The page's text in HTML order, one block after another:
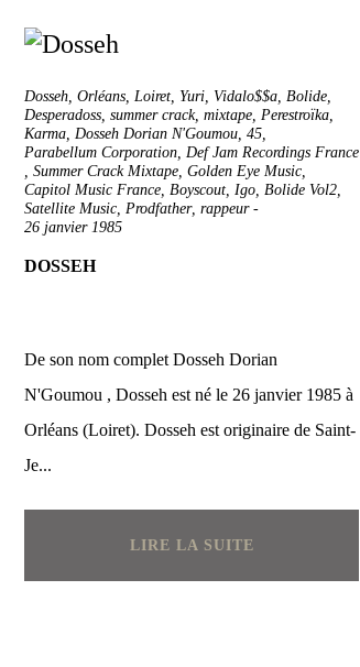
Dosseh, Orléans, Loiret, Yuri, Vidalo$$a, Bolide,
Desperadoss, summer crack, mixtape, Perestroïka,
Karma, Dosseh Dorian N'Goumou, 45,
Parabellum Corporation, Def Jam Recordings France
, Summer Crack Mixtape, Golden Eye Music,
Capitol Music France, Boyscout, Igo, Bolide Vol2,
Satellite Music, Prodfather, rappeur-
26 janvier 1985
DOSSEH
De son nom complet Dosseh Dorian
N'Goumou , Dosseh est né le 26 janvier 1985 à
Orléans (Loiret). Dosseh est originaire de Saint-
Je...
LIRE LA SUITE